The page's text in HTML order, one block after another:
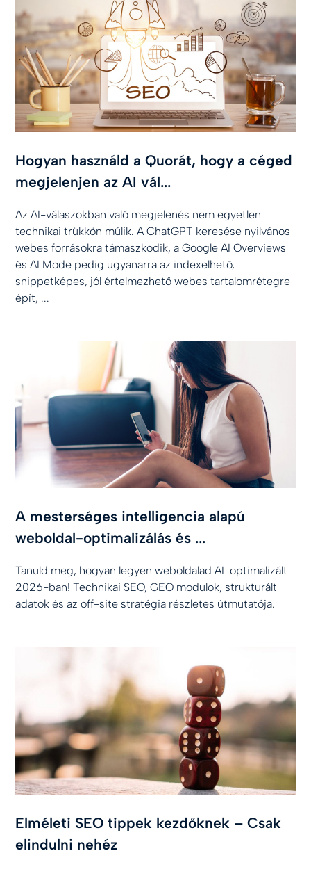
Hogyan használd a Quorát, hogy a céged
megjelenjen az AI vál...
Az AI-válaszokban való megjelenés nem egyetlen
technikai trükkön múlik. A ChatGPT keresése nyilvános
webes forrásokra támaszkodik, a Google AI Overviews
és AI Mode pedig ugyanarra az indexelhető,
snippetképes, jól értelmezhető webes tartalomrétegre
épít, ...
A mesterséges intelligencia alapú
weboldal-optimalizálás és ...
Tanuld meg, hogyan legyen weboldalad AI-optimalizált
2026-ban! Technikai SEO, GEO modulok, strukturált
adatok és az off-site stratégia részletes útmutatója.
Elméleti SEO tippek kezdőknek – Csak
elindulni nehéz